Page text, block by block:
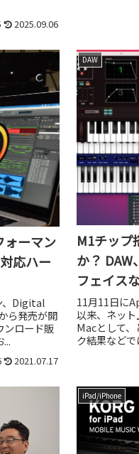
2025.09.06
ーマン
応ハー
、Digital
ら発売が開
ンロード販
2021.07.17
DAW
M1チップ
か？
フェイス
11月11日に
以来、ネット
Macとして
ク結果など
iPad/iPhone